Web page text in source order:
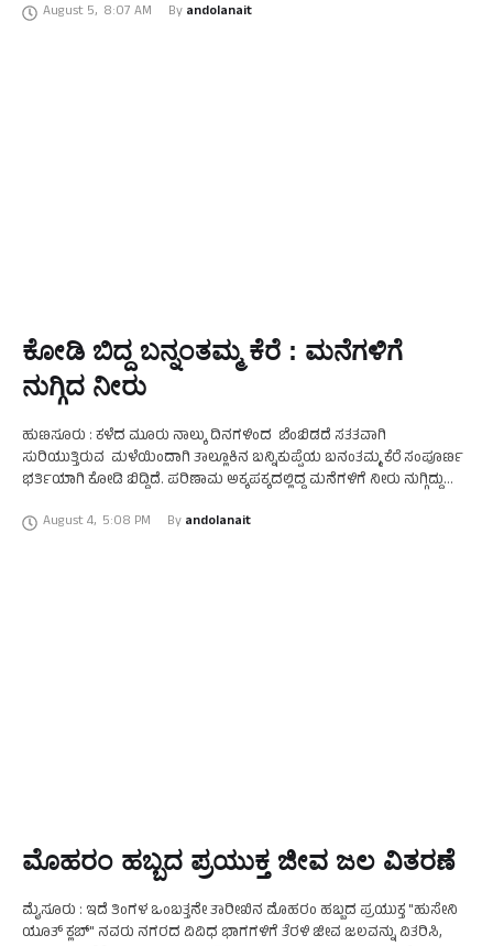
August 5, 8:07 AM By andolanait
ಕೋಡಿ ಬಿದ್ದ ಬನ್ನಂತಮ್ಮ ಕೆರೆ : ಮನೆಗಳಿಗೆ
ನುಗ್ಗಿದ ನೀರು
ಹುಣಸೂರು : ಕಳೆದ ಮೂರು ನಾಲ್ಕು ದಿನಗಳಿಂದ ಬೆಂಬಿಡದೆ ಸತತವಾಗಿ
ಸುರಿಯುತ್ತಿರುವ ಮಳೆಯಿಂದಾಗಿ ತಾಲ್ಲೂಕಿನ ಬನ್ನಿಕುಪ್ಪೆಯ ಬನಂತಮ್ಮ ಕೆರೆ ಸಂಪೂರ್ಣ
ಭರ್ತಿಯಾಗಿ ಕೋಡಿ ಬಿದ್ದಿದೆ. ಪರಿಣಾಮ ಅಕ್ಕಪಕ್ಕದಲ್ಲಿದ್ದ ಮನೆಗಳಿಗೆ ನೀರು ನುಗ್ಗಿದ್ದು
August 4, 5:08 PM By andolanait
ಮೊಹರಂ ಹಬ್ಬದ ಪ್ರಯುಕ್ತ ಜೀವ ಜಲ ವಿತರಣೆ
ಮೈಸೂರು : ಇದೆ ತಿಂಗಳ ಒಂಬತ್ತನೇ ತಾರೀಖಿನ ಮೊಹರಂ ಹಬ್ಬದ ಪ್ರಯುಕ್ತ "ಹುಸೇನಿ
ಯೂತ್ ಕ್ಲಬ್" ನವರು ನಗರದ ವಿವಿಧ ಭಾಗಗಳಿಗೆ ತೆರಳಿ ಜೀವ ಜಲವನ್ನು ವಿತರಿಸಿ,